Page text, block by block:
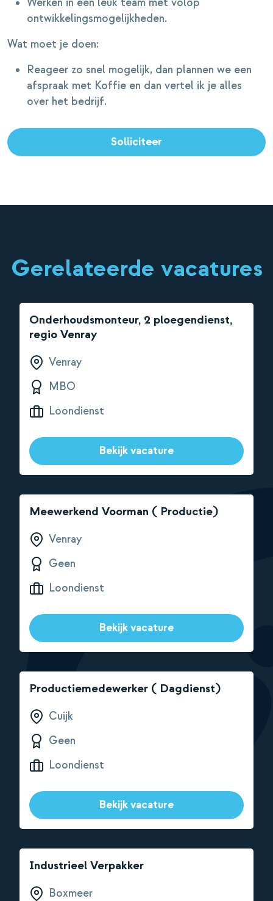
ontwikkelingsmogelijkheden.
Wat moet je doen:
Reageer zo snel mogelijk, dan plannen we een
afspraak met Koffie en dan vertel ik je alles
over het bedrijf.
Solliciteer
Gerelateerde vacatures
Onderhoudsmonteur, 2 ploegendienst,
regio Venray
Venray
MBO
Loondienst
Bekijk vacature
Meewerkend Voorman ( Productie)
Venray
Geen
Loondienst
Bekijk vacature
Productiemedewerker ( Dagdienst)
Cuijk
Geen
Loondienst
Bekijk vacature
Industrieel Verpakker
Boxmeer